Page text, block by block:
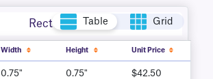
Rectangle Table Grid
Width Height Unit Price
0.75" 0.75" $42.50